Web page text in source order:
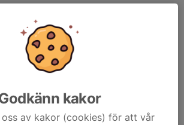
kakor
oss av kakor (cookies) för att vår